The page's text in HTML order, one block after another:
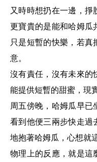
又時時想扔在一邊，掙
更寶貴的是能和哈姆瓜
只是短暫的快樂，若真
意。
沒有責任，沒有未來的
能提供短暫的甜蜜，現
周五傍晚，哈姆瓜早已
看到他便三兩步快走過
地抱著哈姆瓜，心想就
物理上的反應，就是這